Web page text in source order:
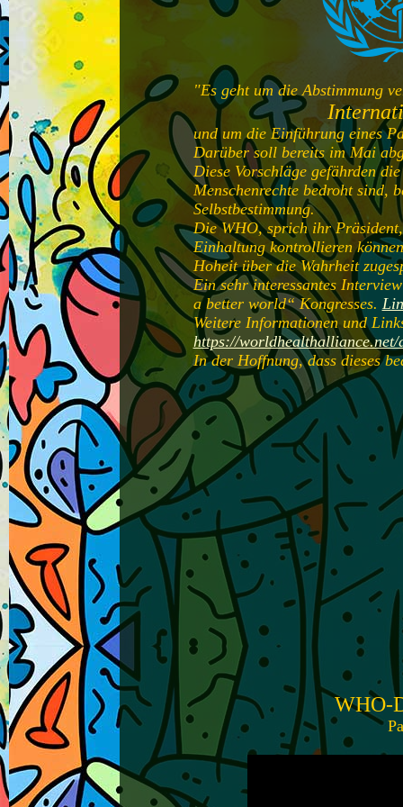
"Es geht um die Abstimmung
und um die Einführung eines
Darüber soll bereits im Mai
Diese Vorschläge gefährden
Menschenrechte bedroht sind,
Selbstbestimmung.
Die WHO, sprich ihr
Einhaltung kontrollieren
Hoheit über die Wahrheit
Ein sehr interessantes
a better world“ Kongresses.
Weitere Informationen und
https://worldhealthalliance.net/
In der Hoffnung, dass dieses
WHO-